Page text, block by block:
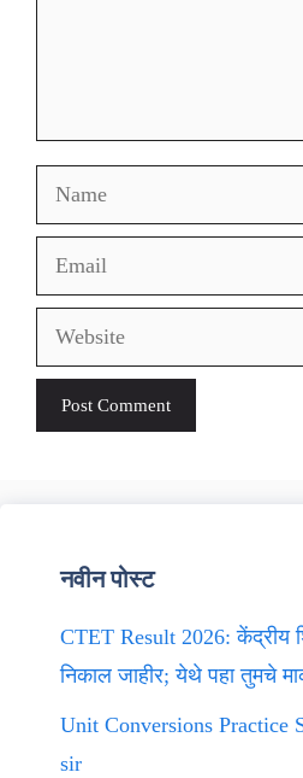
Name
Email
Website
नवीन पोस्ट
CTET Result 2026: केंद्रीय
निकाल जाहीर; येथे पहा तुमचे
Unit Conversions Practice
sir